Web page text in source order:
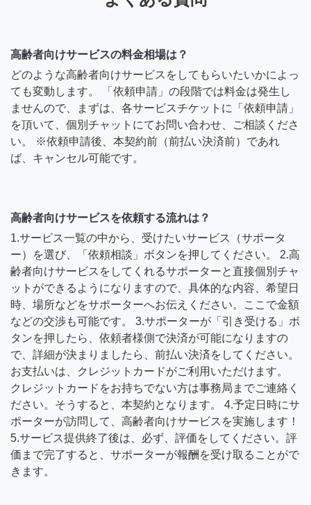
高齢者向けサービスの料金相場は？
どのような高齢者向けサービスをしてもらいたいかによっ
ても変動します。 「依頼申請」の段階では料金は発生し
ませんので、まずは、各サービスチケットに「依頼申請」
を頂いて、個別チャットにてお問い合わせ、ご相談くださ
い。 ※依頼申請後、本契約前（前払い決済前）であれ
ば、キャンセル可能です。
高齢者向けサービスを依頼する流れは？
1.サービス一覧の中から、受けたいサービス（サポータ
ー）を選び、「依頼相談」ボタンを押してください。 2.高
齢者向けサービスをしてくれるサポーターと直接個別チャ
ットができるようになりますので、具体的な内容、希望日
時、場所などをサポーターへお伝えください。ここで金額
などの交渉も可能です。 3.サポーターが「引き受ける」ボ
タンを押したら、依頼者様側で決済が可能になりますの
で、詳細が決まりましたら、前払い決済をしてください。
お支払いは、クレジットカードがご利用いただけます。
クレジットカードをお持ちでない方は事務局までご連絡く
ださい。そうすると、本契約となります。 4.予定日時にサ
ポーターが訪問して、高齢者向けサービスを実施します！
5.サービス提供終了後は、必ず、評価をしてください。評
価まで完了すると、サポーターが報酬を受け取ることがで
きます。